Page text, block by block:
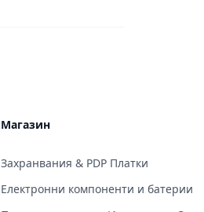
Магазин
Захранвания & PDP Платки
Електронни компоненти и батерии